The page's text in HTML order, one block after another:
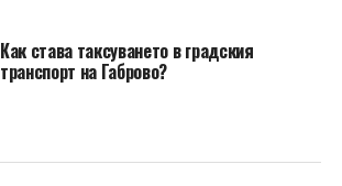
Как става таксуването в градския
транспорт на Габрово?